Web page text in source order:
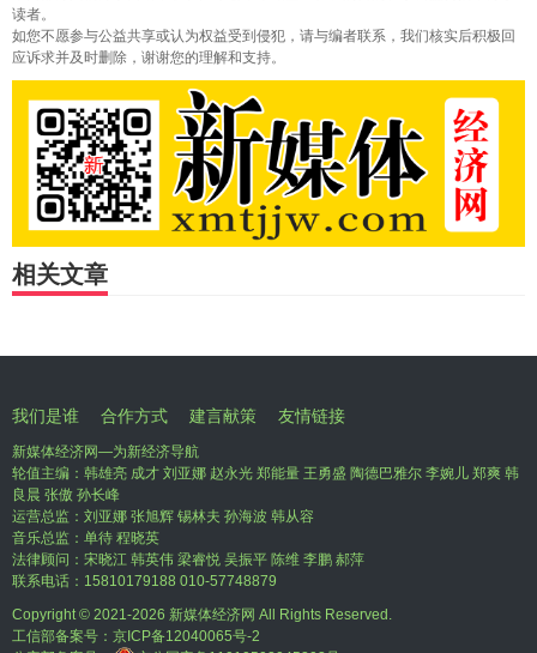
读者。
如您不愿参与公益共享或认为权益受到侵犯，请与编者联系，我们核实后积极回
应诉求并及时删除，谢谢您的理解和支持。
相关文章
我们是谁 合作方式 建言献策 友情链接
新媒体经济网—为新经济导航
轮值主编：韩雄亮 成才 刘亚娜 赵永光 郑能量 王勇盛 陶德巴雅尔 李婉儿 郑爽 韩
良晨 张傲 孙长峰
运营总监：刘亚娜 张旭辉 锡林夫 孙海波 韩从容
音乐总监：单待 程晓英
法律顾问：宋晓江 韩英伟 梁睿悦 吴振平 陈维 李鹏 郝萍
联系电话：15810179188 010-57748879
Copyright © 2021-2026 新媒体经济网 All Rights Reserved.
工信部备案号： 京ICP备12040065号-2